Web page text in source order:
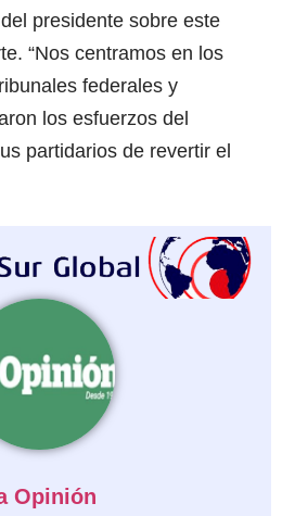
presidente sobre este
“Nos centramos en los
federales y
los esfuerzos del
partidarios de revertir el
Opinión